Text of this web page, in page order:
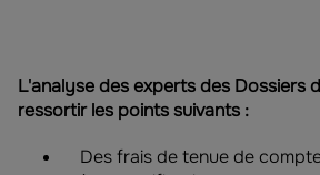
L'analyse des experts des Dossiers
ressortir les points suivants :
Des frais de tenue de